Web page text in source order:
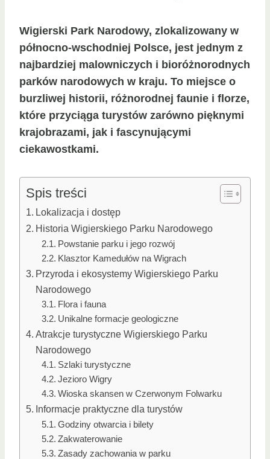
Wigierski Park Narodowy, zlokalizowany w
północno-wschodniej Polsce, jest jednym z
najbardziej malowniczych i bioróżnorodnych
parków narodowych w kraju. To miejsce o
burzliwej historii, różnorodnej faunie i florze,
które przyciąga turystów zarówno pięknymi
krajobrazami, jak i fascynującymi
ciekawostkami.
Spis treści
Lokalizacja i dostęp
Historia Wigierskiego Parku Narodowego
Powstanie parku i jego rozwój
Klasztor Kamedułów na Wigrach
Przyroda i ekosystemy Wigierskiego Parku
Narodowego
Flora i fauna
Unikalne formacje geologiczne
Atrakcje turystyczne Wigierskiego Parku
Narodowego
Szlaki turystyczne
Jezioro Wigry
Wioska skansen w Czerwonym Folwarku
Informacje praktyczne dla turystów
Godziny otwarcia i bilety
Zakwaterowanie
Zasady zachowania w parku